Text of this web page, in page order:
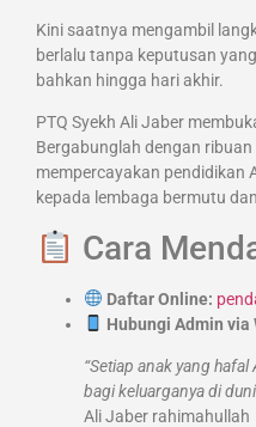
Kini saatnya mengambil
berlalu tanpa keputusan
bahkan hingga hari akhir.
PTQ Syekh Ali Jaber
Bergabunglah dengan
mempercayakan pendidikan
kepada lembaga bermutu
Cara
Daftar Online:
Hubungi Admin via
“Setiap anak yang hafal
bagi keluarganya di
Ali Jaber rahimahullah